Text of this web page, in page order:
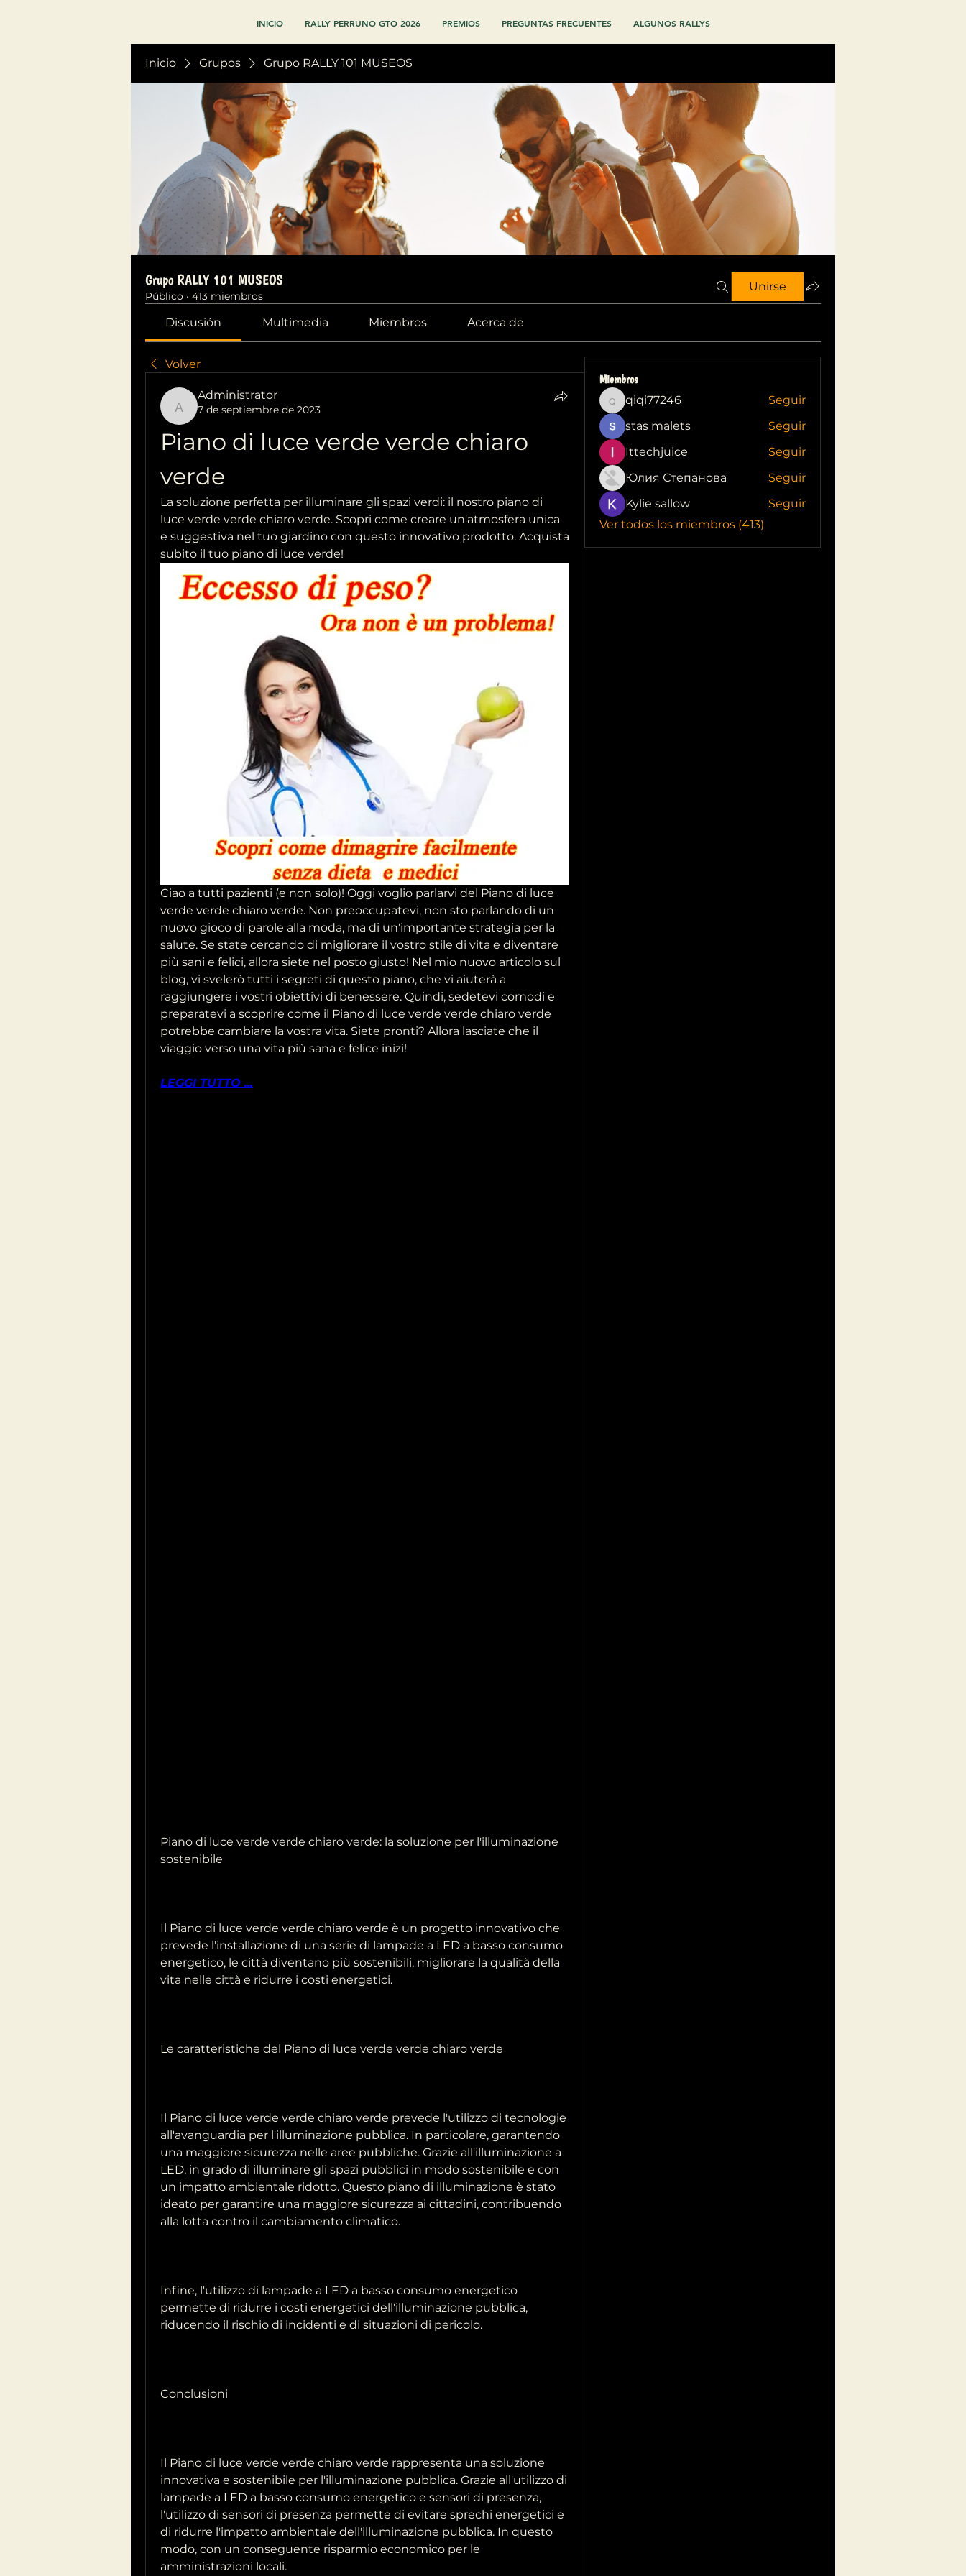
INICIO RALLY PERRUNO GTO 2026 PREMIOS PREGUNTAS FRECUENTES ALGUNOS RALLYS
Inicio Grupos Grupo RALLY 101 MUSEOS
Grupo RALLY 101 MUSEOS
Público · 413 miembros
Unirse
Discusión Multimedia Miembros Acerca de
Volver
Administrator
Administrator
7 de septiembre de 2023
Piano di luce verde verde chiaro
verde
La soluzione perfetta per illuminare gli spazi verdi: il nostro piano di
luce verde verde chiaro verde. Scopri come creare un'atmosfera unica
e suggestiva nel tuo giardino con questo innovativo prodotto. Acquista
subito il tuo piano di luce verde!
Ciao a tutti pazienti (e non solo)! Oggi voglio parlarvi del Piano di luce
verde verde chiaro verde. Non preoccupatevi, non sto parlando di un
nuovo gioco di parole alla moda, ma di un'importante strategia per la
salute. Se state cercando di migliorare il vostro stile di vita e diventare
più sani e felici, allora siete nel posto giusto! Nel mio nuovo articolo sul
blog, vi svelerò tutti i segreti di questo piano, che vi aiuterà a
raggiungere i vostri obiettivi di benessere. Quindi, sedetevi comodi e
preparatevi a scoprire come il Piano di luce verde verde chiaro verde
potrebbe cambiare la vostra vita. Siete pronti? Allora lasciate che il
viaggio verso una vita più sana e felice inizi!
LEGGI TUTTO ...
Piano di luce verde verde chiaro verde: la soluzione per l'illuminazione
sostenibile
Il Piano di luce verde verde chiaro verde è un progetto innovativo che
prevede l'installazione di una serie di lampade a LED a basso consumo
energetico, le città diventano più sostenibili, migliorare la qualità della
vita nelle città e ridurre i costi energetici.
Le caratteristiche del Piano di luce verde verde chiaro verde
Il Piano di luce verde verde chiaro verde prevede l'utilizzo di tecnologie
all'avanguardia per l'illuminazione pubblica. In particolare, garantendo
una maggiore sicurezza nelle aree pubbliche. Grazie all'illuminazione a
LED, in grado di illuminare gli spazi pubblici in modo sostenibile e con
un impatto ambientale ridotto. Questo piano di illuminazione è stato
ideato per garantire una maggiore sicurezza ai cittadini, contribuendo
alla lotta contro il cambiamento climatico.
Infine, l'utilizzo di lampade a LED a basso consumo energetico
permette di ridurre i costi energetici dell'illuminazione pubblica,
riducendo il rischio di incidenti e di situazioni di pericolo.
Conclusioni
Il Piano di luce verde verde chiaro verde rappresenta una soluzione
innovativa e sostenibile per l'illuminazione pubblica. Grazie all'utilizzo di
lampade a LED a basso consumo energetico e sensori di presenza,
l'utilizzo di sensori di presenza permette di evitare sprechi energetici e
di ridurre l'impatto ambientale dell'illuminazione pubblica. In questo
modo, con un conseguente risparmio economico per le
amministrazioni locali.
Miembros
qiqi77246
qiqi77246
Seguir
stas malets
Seguir
Ittechjuice
Seguir
Юлия Степанова
Seguir
Kylie sallow
Seguir
Ver todos los miembros (413)